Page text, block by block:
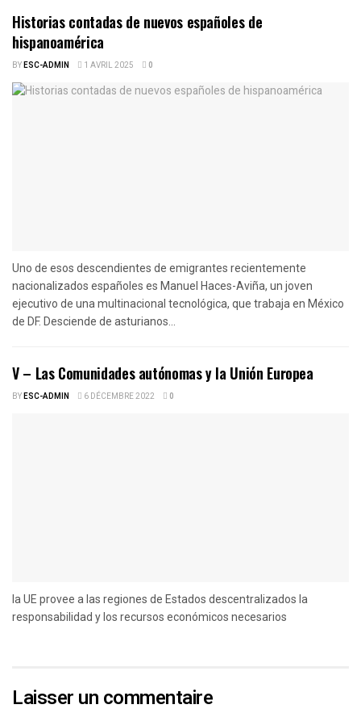
Historias contadas de nuevos españoles de
hispanoamérica
BYESC-ADMIN 1 AVRIL 2025 0
Uno de esos descendientes de emigrantes recientemente
nacionalizados españoles es Manuel Haces-Aviña, un joven
ejecutivo de una multinacional tecnológica, que trabaja en México
de DF. Desciende de asturianos...
V – Las Comunidades autónomas y la Unión Europea
BYESC-ADMIN 6 DÉCEMBRE 2022 0
la UE provee a las regiones de Estados descentralizados la
responsabilidad y los recursos económicos necesarios
Laisser un commentaire